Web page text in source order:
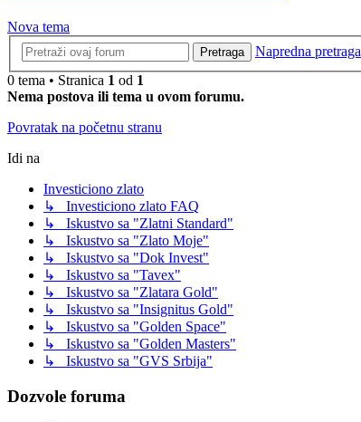
Nova tema
Pretraga
Napredna pretraga
0 tema • Stranica 1 od 1
Nema postova ili tema u ovom forumu.
Povratak na početnu stranu
Idi na
Investiciono zlato
↳ Investiciono zlato FAQ
↳ Iskustvo sa "Zlatni Standard"
↳ Iskustvo sa "Zlato Moje"
↳ Iskustvo sa "Dok Invest"
↳ Iskustvo sa "Tavex"
↳ Iskustvo sa "Zlatara Gold"
↳ Iskustvo sa "Insignitus Gold"
↳ Iskustvo sa "Golden Space"
↳ Iskustvo sa "Golden Masters"
↳ Iskustvo sa "GVS Srbija"
Dozvole foruma